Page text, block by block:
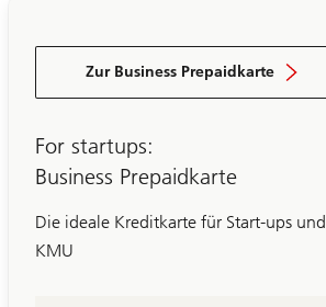
For startups:
Business Prepaidkarte
Die ideale Kreditkarte für Start-ups und
KMU
Zur Business Prepaidkarte